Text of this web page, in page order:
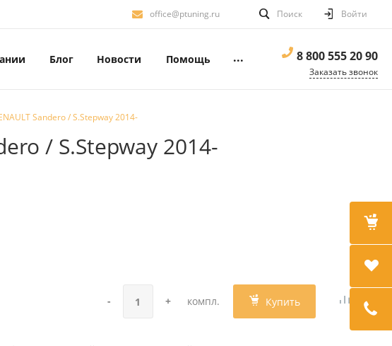
office@ptuning.ru Поиск Войти
Блог Новости Помощь ... 8 800 555 20 90
Заказать звонок
Sandero / S.Stepway 2014-
/ S.Stepway 2014-
- + компл. Купить